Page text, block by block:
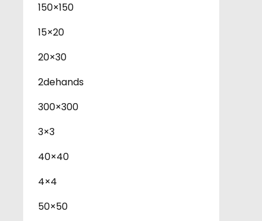
150×150
15×20
20×30
2dehands
300×300
3×3
40×40
4×4
50×50